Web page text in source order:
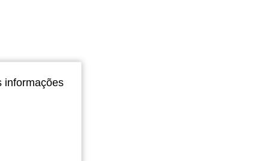
informações